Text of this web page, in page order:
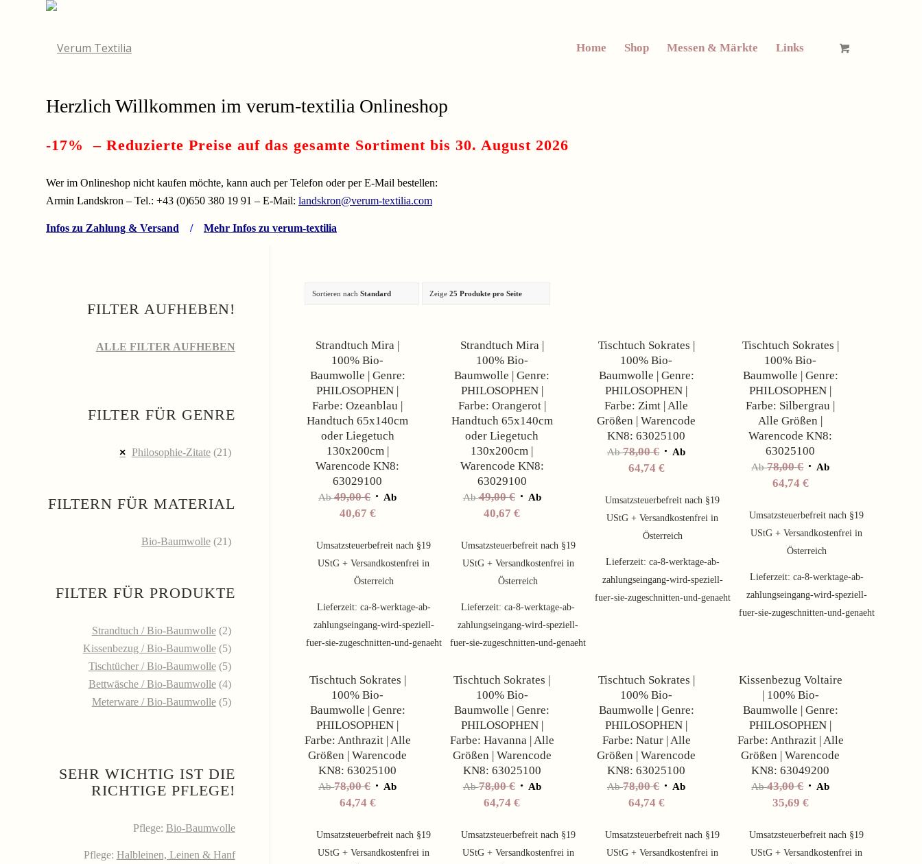
Home Shop Messen & Märkte Links
Herzlich Willkommen im verum-textilia Onlineshop
-17% – Reduzierte Preise auf das gesamte Sortiment bis 30. August 2026
Wer im Onlineshop nicht kaufen möchte, kann auch per Telefon oder per E-Mail bestellen:
Armin Landskron – Tel.: +43 (0)650 380 19 91 – E-Mail: landskron@verum-textilia.com
Infos zu Zahlung & Versand / Mehr Infos zu verum-textilia
Sortieren nach Standard Zeige 25 Produkte pro Seite
Strandtuch Mira |
100% Bio-
Baumwolle | Genre:
PHILOSOPHEN |
Farbe: Ozeanblau |
Handtuch 65x140cm
oder Liegetuch
130x200cm |
Warencode KN8:
63029100
Ab49,00€ Ab
40,67 €
Umsatzsteuerbefreit nach §19
UStG + Versandkostenfrei in
Österreich
Lieferzeit: ca-8-werktage-ab-
zahlungseingang-wird-speziell-
fuer-sie-zugeschnitten-und-genaeht
Strandtuch Mira |
100% Bio-
Baumwolle | Genre:
PHILOSOPHEN |
Farbe: Orangerot |
Handtuch 65x140cm
oder Liegetuch
130x200cm |
Warencode KN8:
63029100
Ab49,00€ Ab
40,67€
Umsatzsteuerbefreit nach §19
UStG + Versandkostenfrei in
Österreich
Lieferzeit:ca-8-werktage-ab-
zahlungseingang-wird-speziell-
fuer-sie-zugeschnitten-und-genaeht
Tischtuch Sokrates |
100% Bio-
Baumwolle | Genre:
PHILOSOPHEN |
Farbe: Zimt | Alle
Größen | Warencode
KN8: 63025100
Ab78,00€ Ab
64,74 €
Umsatzsteuerbefreit nach §19
UStG + Versandkostenfrei in
Österreich
Lieferzeit: ca-8-werktage-ab-
zahlungseingang-wird-speziell-
fuer-sie-zugeschnitten-und-genaeht
Tischtuch Sokrates |
100% Bio-
Baumwolle | Genre:
PHILOSOPHEN |
Farbe: Silbergrau |
Alle Größen |
Warencode KN8:
63025100
Ab78,00€ Ab
64,74 €
Umsatzsteuerbefreit nach §19
UStG + Versandkostenfrei in
Österreich
Lieferzeit: ca-8-werktage-ab-
zahlungseingang-wird-speziell-
fuer-sie-zugeschnitten-und-genaeht
Tischtuch Sokrates |
100% Bio-
Baumwolle | Genre:
PHILOSOPHEN |
Farbe: Anthrazit | Alle
Größen | Warencode
KN8: 63025100
Ab78,00€ Ab
64,74 €
Angebot!
Umsatzsteuerbefreit nach §19
UStG + Versandkostenfrei in
Tischtuch Sokrates |
100% Bio-
Baumwolle | Genre:
PHILOSOPHEN |
Farbe: Havanna | Alle
Größen | Warencode
KN8: 63025100
Ab78,00€ Ab
64,74€
Angebot!
Umsatzsteuerbefreit nach §19
UStG + Versandkostenfrei in
Tischtuch Sokrates |
100% Bio-
Baumwolle | Genre:
PHILOSOPHEN |
Farbe: Natur | Alle
Größen | Warencode
KN8: 63025100
Ab78,00€ Ab
64,74 €
Umsatzsteuerbefreit nach §19
UStG + Versandkostenfrei in
Kissenbezug Voltaire
| 100% Bio-
Baumwolle | Genre:
PHILOSOPHEN |
Farbe: Anthrazit | Alle
Größen | Warencode
KN8: 63049200
Ab43,00€ Ab
35,69 €
Umsatzsteuerbefreit nach §19
UStG + Versandkostenfrei in
FILTER AUFHEBEN!
ALLE FILTER AUFHEBEN
FILTER FÜR GENRE
Philosophie-Zitate (21)
FILTERN FÜR MATERIAL
Bio-Baumwolle (21)
FILTER FÜR PRODUKTE
Strandtuch / Bio-Baumwolle (2)
Kissenbezug / Bio-Baumwolle (5)
Tischtücher / Bio-Baumwolle (5)
Bettwäsche / Bio-Baumwolle (4)
Meterware / Bio-Baumwolle (5)
SEHR WICHTIG IST DIE
RICHTIGE PFLEGE!
Pflege: Bio-Baumwolle
Pflege: Halbleinen, Leinen & Hanf